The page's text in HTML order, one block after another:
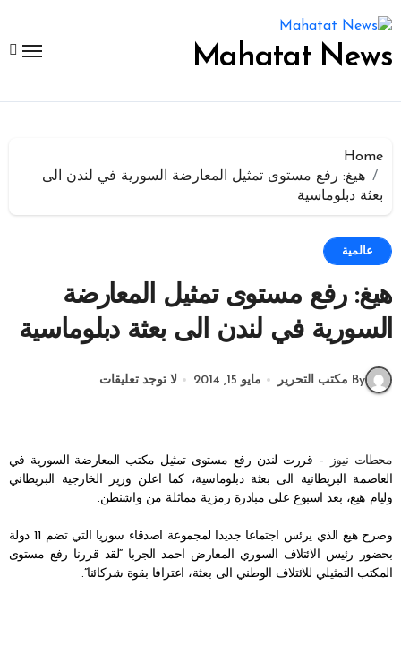
إلى
المحتوى
Mahatat News
Home
هيغ: رفع مستوى تمثيل المعارضة السورية في لندن الى
بعثة دبلوماسية
عالمية
هيغ: رفع مستوى تمثيل المعارضة
السورية في لندن الى بعثة دبلوماسية
By مكتب التحرير مايو 15, 2014 لا توجد تعليقات
محطات نيوز – قررت لندن رفع مستوى تمثيل مكتب المعارضة السورية في
العاصمة البريطانية الى بعثة دبلوماسية، كما اعلن وزير الخارجية البريطاني
وليام هيغ، بعد اسبوع على مبادرة رمزية مماثلة من واشنطن.
وصرح هيغ الذي يرئس اجتماعا جديدا لمجموعة اصدقاء سوريا التي تضم 11 دولة
بحضور رئيس الائتلاف السوري المعارض احمد الجربا “لقد قررنا رفع مستوى
المكتب التمثيلي للائتلاف الوطني الى بعثة، اعترافا بقوة شركائنا”.